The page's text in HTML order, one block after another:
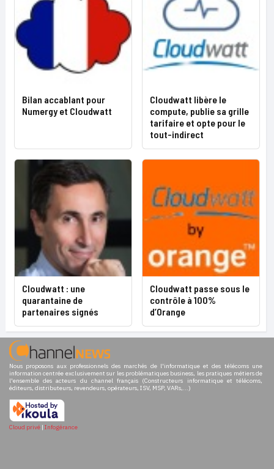
Bilan accablant pour
Numergy et Cloudwatt
Cloudwatt libère le
compute, publie sa grille
tarifaire et opte pour le
tout-indirect
Cloudwatt : une
quarantaine de
partenaires signés
Cloudwatt passe sous le
contrôle à 100%
d’Orange
Nous proposons aux professionnels des marchés de l'informatique et des télécoms une
information centrée exclusivement sur les problématiques business, les pratiques métiers de
l'ensemble des acteurs du channel français (Constructeurs informatique et télécoms,
éditeurs, distributeurs, revendeurs, opérateurs, ISV, MSP, VARs,...)
Cloud privé | Infogérance